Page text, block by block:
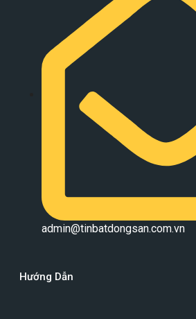
admin@tinbatdongsan.com.vn
Hướng Dẫn